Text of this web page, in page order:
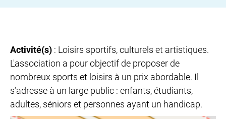
Activité(s) : Loisirs sportifs, culturels et artistiques.
L'association a pour objectif de proposer de
nombreux sports et loisirs à un prix abordable. Il
s’adresse à un large public : enfants, étudiants,
adultes, séniors et personnes ayant un handicap.